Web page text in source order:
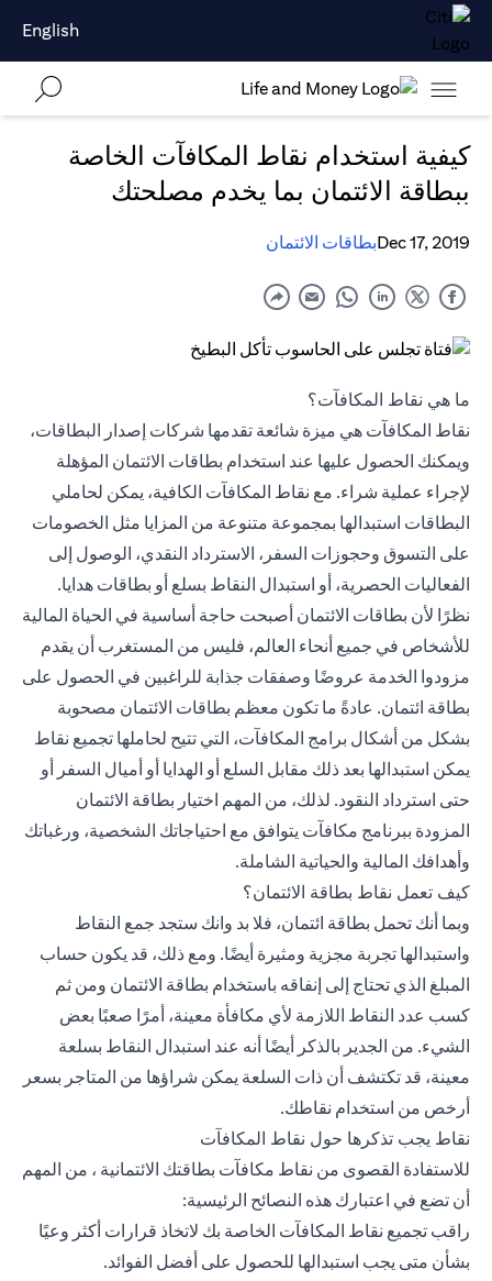
English
كيفية استخدام نقاط المكافآت الخاصة
ببطاقة الائتمان بما يخدم مصلحتك
Dec 17, 2019بطاقات الائتمان
ما هي نقاط المكافآت؟
نقاط المكافآت هي ميزة شائعة تقدمها شركات إصدار البطاقات،
ويمكنك الحصول عليها عند استخدام بطاقات الائتمان المؤهلة
لإجراء عملية شراء. مع نقاط المكافآت الكافية، يمكن لحاملي
البطاقات استبدالها بمجموعة متنوعة من المزايا مثل الخصومات
على التسوق وحجوزات السفر، الاسترداد النقدي، الوصول إلى
الفعاليات الحصرية، أو استبدال النقاط بسلع أو بطاقات هدايا.
نظرًا لأن بطاقات الائتمان أصبحت حاجة أساسية في الحياة المالية
للأشخاص في جميع أنحاء العالم، فليس من المستغرب أن يقدم
مزودوا الخدمة عروضًا وصفقات جذابة للراغبين في الحصول على
بطاقة ائتمان. عادةً ما تكون معظم بطاقات الائتمان مصحوبة
بشكل من أشكال برامج المكافآت، التي تتيح لحاملها تجميع نقاط
يمكن استبدالها بعد ذلك مقابل السلع أو الهدايا أو أميال السفر أو
حتى استرداد النقود. لذلك، من المهم اختيار بطاقة الائتمان
المزودة ببرنامج مكافآت يتوافق مع احتياجاتك الشخصية، ورغباتك
وأهدافك المالية والحياتية الشاملة.
كيف تعمل نقاط بطاقة الائتمان؟
وبما أنك تحمل بطاقة ائتمان، فلا بد وانك ستجد جمع النقاط
واستبدالها تجربة مجزية ومثيرة أيضًا. ومع ذلك، قد يكون حساب
المبلغ الذي تحتاج إلى إنفاقه باستخدام بطاقة الائتمان ومن ثم
كسب عدد النقاط اللازمة لأي مكافأة معينة، أمرًا صعبًا بعض
الشيء. من الجدير بالذكر أيضًا أنه عند استبدال النقاط بسلعة
معينة، قد تكتشف أن ذات السلعة يمكن شراؤها من المتاجر بسعر
أرخص من استخدام نقاطك.
نقاط يجب تذكرها حول نقاط المكافآت
للاستفادة القصوى من نقاط مكافآت بطاقتك الائتمانية ، من المهم
أن تضع في اعتبارك هذه النصائح الرئيسية:
راقب تجميع نقاط المكافآت الخاصة بك لاتخاذ قرارات أكثر وعيًا
بشأن متى يجب استبدالها للحصول على أفضل الفوائد.